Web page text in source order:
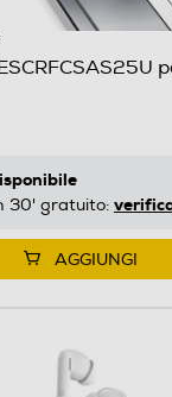
30' gratuito:
AGGIUNGI